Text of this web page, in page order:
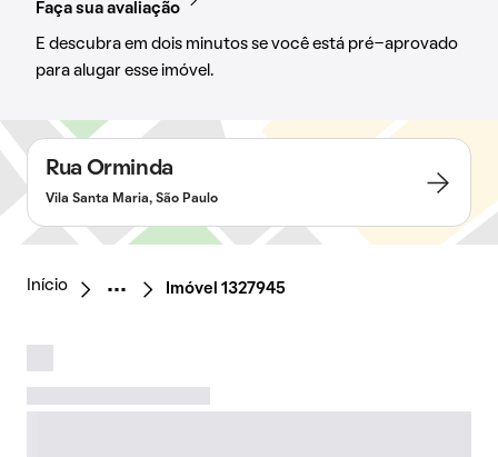
Faça sua avaliação
E descubra em dois minutos se você está pré-aprovado
para alugar esse imóvel.
Rua Orminda
Vila Santa Maria, São Paulo
Início Imóvel 1327945